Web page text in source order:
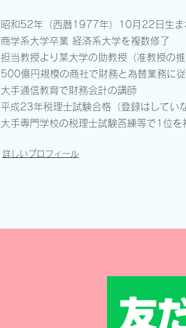
昭和52年（西暦1977年）10月22日生ま
商学系大学卒業 経済系大学を複数修了
担当教授より某大学の助教授（准教授の推
500億円規模の商社で財務と為替業務に
大手通信教育で財務会計の講師
平成23年税理士試験合格（登録はしてい
大手専門学校の税理士試験答練等で1位を
詳しいプロフィール